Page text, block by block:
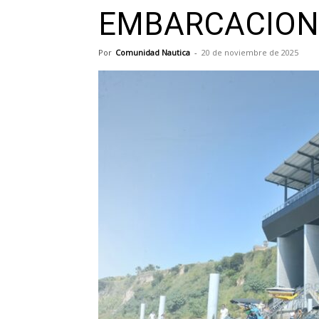
Por Comunidad Nautica - 20 de noviembre de 2025